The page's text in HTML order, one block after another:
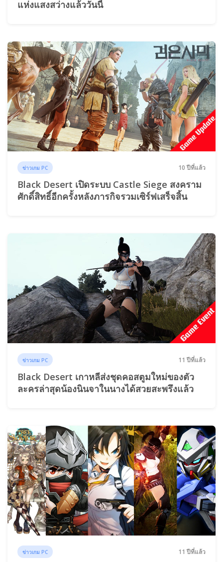
แห่งแสงสว่างแล้ววันนี้
ข่าวเกม PC 10 ปีที่แล้ว
Black Desert เปิดระบบ Castle Siege สงคราม
ศักดิ์สิทธิ์อีกครั้งหลังภารกิจรวมเซิร์ฟเสร็จสิ้น
ข่าวเกม PC 11 ปีที่แล้ว
Black Desert เกาหลีส่งชุดคอสตูมใหม่ของตัว
ละครล่าสุดน้องนินจาในนางได้สวยสะพรึงแล้ว
ข่าวเกม PC 11 ปีที่แล้ว